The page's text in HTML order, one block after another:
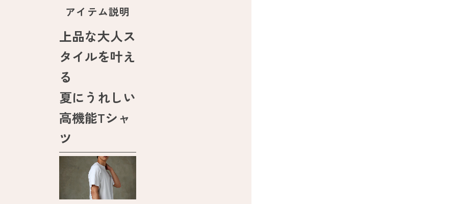
アイテム説明
上品な大人ス
タイルを叶え
る
夏にうれしい
高機能Tシャ
ツ